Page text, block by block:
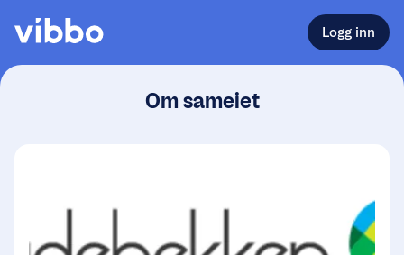
Logg inn
Om sameiet